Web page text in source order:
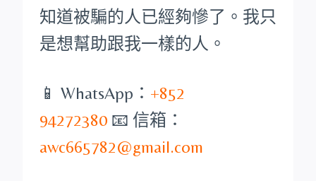
知道被騙的人已經夠慘了。我只
是想幫助跟我一樣的人。
📱 WhatsApp： +852
94272380 📧 信箱：
awc665782@gmail.com